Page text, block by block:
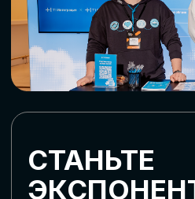
СКАЧАТЬ ПРОГРАММУ
СТАТЬ УЧАСТНИКОМ